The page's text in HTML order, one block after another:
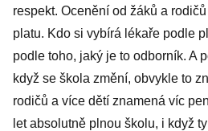
respekt. Ocenění od žáků a
platu. Kdo si vybírá lékaře podle
podle toho, jaký je to odborník. A
když se škola změní, obvykle to
rodičů a více dětí znamená víc
let absolutně plnou školu, i když